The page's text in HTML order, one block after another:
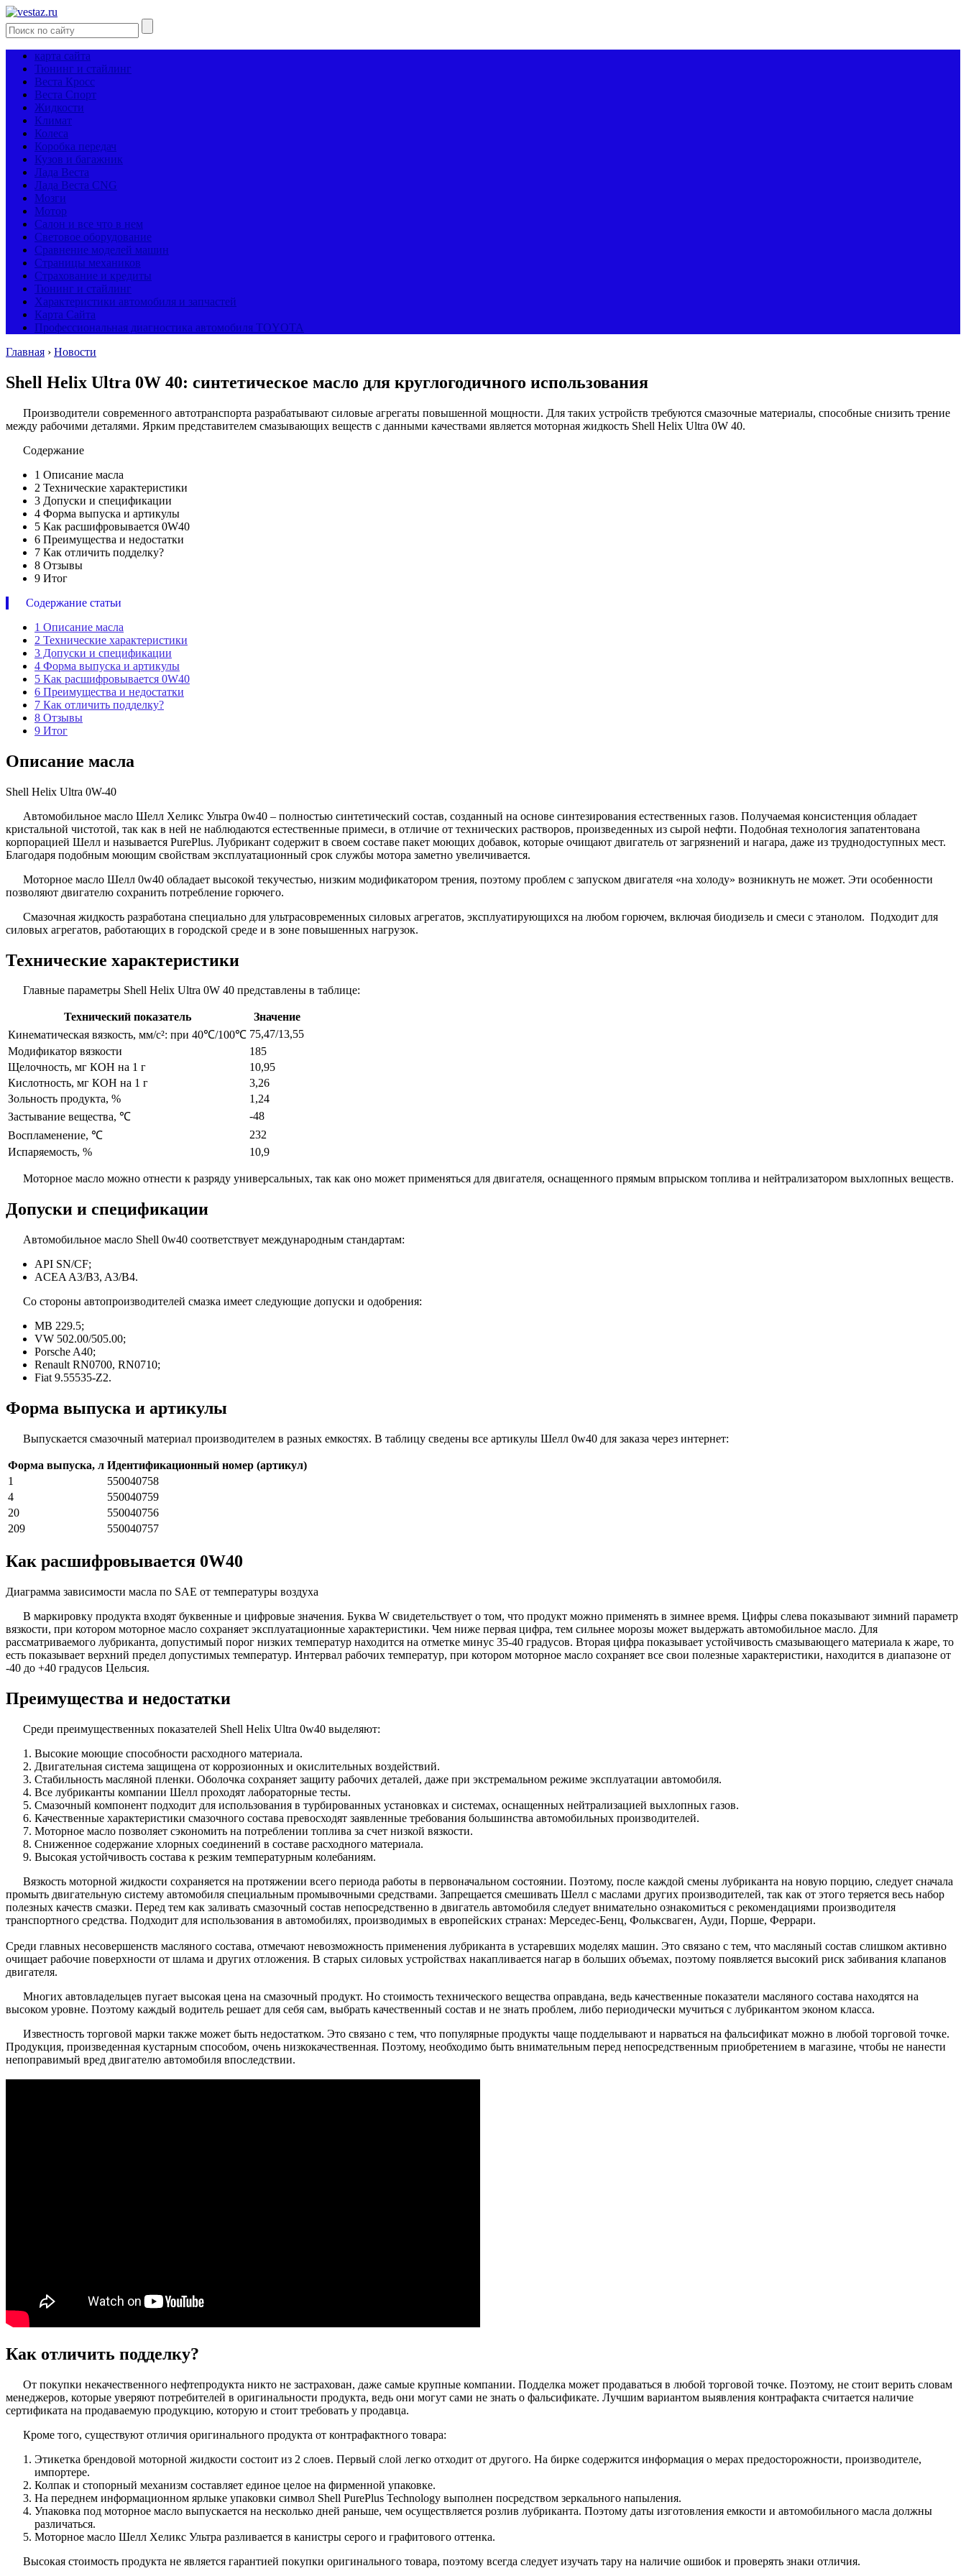
карта сайта
Тюнинг и стайлинг
Веста Кросс
Веста Спорт
Жидкости
Климат
Колеса
Коробка передач
Кузов и багажник
Лада Веста
Лада Веста CNG
Мозги
Мотор
Салон и все что в нем
Световое оборудование
Сравнение моделей машин
Страницы механиков
Страхование и кредиты
Тюнинг и стайлинг
Характеристики автомобиля и запчастей
Карта Сайта
Профессиональная диагностика автомобиля TOYOTA
Главная › Новости
Shell Helix Ultra 0W 40: синтетическое масло для круглогодичного использования
Производители современного автотранспорта разрабатывают силовые агрегаты повышенной мощности. Для таких устройств требуются смазочные материалы, способные снизить трение
между рабочими деталями. Ярким представителем смазывающих веществ с данными качествами является моторная жидкость Shell Helix Ultra 0W 40.
Содержание
1 Описание масла
2 Технические характеристики
3 Допуски и спецификации
4 Форма выпуска и артикулы
5 Как расшифровывается 0W40
6 Преимущества и недостатки
7 Как отличить подделку?
8 Отзывы
9 Итог
Содержание статьи
1 Описание масла
2 Технические характеристики
3 Допуски и спецификации
4 Форма выпуска и артикулы
5 Как расшифровывается 0W40
6 Преимущества и недостатки
7 Как отличить подделку?
8 Отзывы
9 Итог
Описание масла
Shell Helix Ultra 0W-40
Автомобильное масло Шелл Хеликс Ультра 0w40 – полностью синтетический состав, созданный на основе синтезирования естественных газов. Получаемая консистенция обладает
кристальной чистотой, так как в ней не наблюдаются естественные примеси, в отличие от технических растворов, произведенных из сырой нефти. Подобная технология запатентована
корпорацией Шелл и называется PurePlus. Лубрикант содержит в своем составе пакет моющих добавок, которые очищают двигатель от загрязнений и нагара, даже из труднодоступных мест.
Благодаря подобным моющим свойствам эксплуатационный срок службы мотора заметно увеличивается.
Моторное масло Шелл 0w40 обладает высокой текучестью, низким модификатором трения, поэтому проблем с запуском двигателя «на холоду» возникнуть не может. Эти особенности
позволяют двигателю сохранить потребление горючего.
Смазочная жидкость разработана специально для ультрасовременных силовых агрегатов, эксплуатирующихся на любом горючем, включая биодизель и смеси с этанолом. Подходит для
силовых агрегатов, работающих в городской среде и в зоне повышенных нагрузок.
Технические характеристики
Главные параметры Shell Helix Ultra 0W 40 представлены в таблице:
Технический показатель
Значение
Кинематическая вязкость, мм/с²: при 40℃/100℃ 75,47/13,55
Модификатор вязкости
185
Щелочность, мг КОН на 1 г
10,95
Кислотность, мг КОН на 1 г
3,26
Зольность продукта, %
1,24
Застывание вещества, ℃
-48
Воспламенение, ℃
232
Испаряемость, %
10,9
Моторное масло можно отнести к разряду универсальных, так как оно может применяться для двигателя, оснащенного прямым впрыском топлива и нейтрализатором выхлопных веществ.
Допуски и спецификации
Автомобильное масло Shell 0w40 соответствует международным стандартам:
API SN/CF;
ACEA A3/B3, A3/B4.
Со стороны автопроизводителей смазка имеет следующие допуски и одобрения:
MB 229.5;
VW 502.00/505.00;
Porsche A40;
Renault RN0700, RN0710;
Fiat 9.55535-Z2.
Форма выпуска и артикулы
Выпускается смазочный материал производителем в разных емкостях. В таблицу сведены все артикулы Шелл 0w40 для заказа через интернет:
Форма выпуска, л Идентификационный номер (артикул)
1
550040758
4
550040759
20
550040756
209
550040757
Как расшифровывается 0W40
Диаграмма зависимости масла по SAE от температуры воздуха
В маркировку продукта входят буквенные и цифровые значения. Буква W свидетельствует о том, что продукт можно применять в зимнее время. Цифры слева показывают зимний параметр
вязкости, при котором моторное масло сохраняет эксплуатационные характеристики. Чем ниже первая цифра, тем сильнее морозы может выдержать автомобильное масло. Для
рассматриваемого лубриканта, допустимый порог низких температур находится на отметке минус 35-40 градусов. Вторая цифра показывает устойчивость смазывающего материала к жаре, то
есть показывает верхний предел допустимых температур. Интервал рабочих температур, при котором моторное масло сохраняет все свои полезные характеристики, находится в диапазоне от
-40 до +40 градусов Цельсия.
Преимущества и недостатки
Среди преимущественных показателей Shell Helix Ultra 0w40 выделяют:
Высокие моющие способности расходного материала.
Двигательная система защищена от коррозионных и окислительных воздействий.
Стабильность масляной пленки. Оболочка сохраняет защиту рабочих деталей, даже при экстремальном режиме эксплуатации автомобиля.
Все лубриканты компании Шелл проходят лабораторные тесты.
Смазочный компонент подходит для использования в турбированных установках и системах, оснащенных нейтрализацией выхлопных газов.
Качественные характеристики смазочного состава превосходят заявленные требования большинства автомобильных производителей.
Моторное масло позволяет сэкономить на потреблении топлива за счет низкой вязкости.
Сниженное содержание хлорных соединений в составе расходного материала.
Высокая устойчивость состава к резким температурным колебаниям.
Вязкость моторной жидкости сохраняется на протяжении всего периода работы в первоначальном состоянии. Поэтому, после каждой смены лубриканта на новую порцию, следует сначала
промыть двигательную систему автомобиля специальным промывочными средствами. Запрещается смешивать Шелл с маслами других производителей, так как от этого теряется весь набор
полезных качеств смазки. Перед тем как заливать смазочный состав непосредственно в двигатель автомобиля следует внимательно ознакомиться с рекомендациями производителя
транспортного средства. Подходит для использования в автомобилях, производимых в европейских странах: Мерседес-Бенц, Фольксваген, Ауди, Порше, Феррари.
Среди главных несовершенств масляного состава, отмечают невозможность применения лубриканта в устаревших моделях машин. Это связано с тем, что масляный состав слишком активно
очищает рабочие поверхности от шлама и других отложения. В старых силовых устройствах накапливается нагар в больших объемах, поэтому появляется высокий риск забивания клапанов
двигателя.
Многих автовладельцев пугает высокая цена на смазочный продукт. Но стоимость технического вещества оправдана, ведь качественные показатели масляного состава находятся на
высоком уровне. Поэтому каждый водитель решает для себя сам, выбрать качественный состав и не знать проблем, либо периодически мучиться с лубрикантом эконом класса.
Известность торговой марки также может быть недостатком. Это связано с тем, что популярные продукты чаще подделывают и нарваться на фальсификат можно в любой торговой точке.
Продукция, произведенная кустарным способом, очень низкокачественная. Поэтому, необходимо быть внимательным перед непосредственным приобретением в магазине, чтобы не нанести
непоправимый вред двигателю автомобиля впоследствии.
Как отличить подделку?
От покупки некачественного нефтепродукта никто не застрахован, даже самые крупные компании. Подделка может продаваться в любой торговой точке. Поэтому, не стоит верить словам
менеджеров, которые уверяют потребителей в оригинальности продукта, ведь они могут сами не знать о фальсификате. Лучшим вариантом выявления контрафакта считается наличие
сертификата на продаваемую продукцию, которую и стоит требовать у продавца.
Кроме того, существуют отличия оригинального продукта от контрафактного товара:
Этикетка брендовой моторной жидкости состоит из 2 слоев. Первый слой легко отходит от другого. На бирке содержится информация о мерах предосторожности, производителе,
импортере.
Колпак и стопорный механизм составляет единое целое на фирменной упаковке.
На переднем информационном ярлыке упаковки символ Shell PurePlus Technology выполнен посредством зеркального напыления.
Упаковка под моторное масло выпускается на несколько дней раньше, чем осуществляется розлив лубриканта. Поэтому даты изготовления емкости и автомобильного масла должны
различаться.
Моторное масло Шелл Хеликс Ультра разливается в канистры серого и графитового оттенка.
Высокая стоимость продукта не является гарантией покупки оригинального товара, поэтому всегда следует изучать тару на наличие ошибок и проверять знаки отличия.